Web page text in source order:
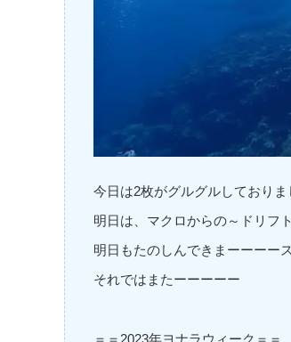
今日は2枚がグルグルしておりま
明日は、マクロからの～ドリフ
明日もたのしんできまーーーー
それではまたーーーーー
＝＝2023年ヨナラウィーク＝＝